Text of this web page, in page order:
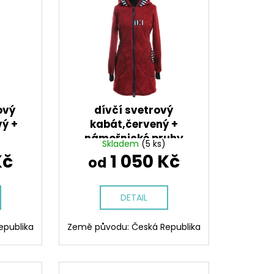
+
dívčí svetrový
kabát,červený +
námořnické pruhy
Skladem (5 ks)
od 1 050 Kč
DETAIL
Země původu: Česká Republika
PRO HOLKY, FIALOVÁ